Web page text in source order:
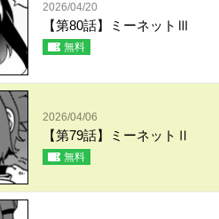
2026/04/20
【第80話】ミーネットⅢ
無料
2026/04/06
【第79話】ミーネットⅡ
無料